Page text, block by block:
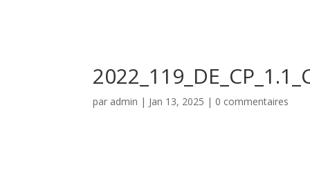
par admin | Jan 13, 2025 | 0 commentaires